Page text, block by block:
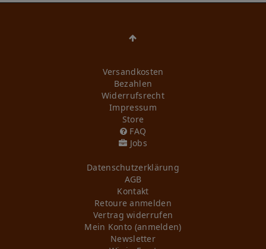
Versandkosten
Bezahlen
Widerrufs­recht
Impressum
Store
FAQ
Jobs
Daten­schutz­erklärung
AGB
Kontakt
Retoure anmelden
Vertrag widerrufen
Mein Konto (anmelden)
Newsletter